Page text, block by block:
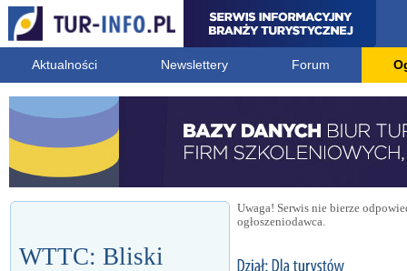
Aktualności Newslettery Forum
WTTC: Bliski
Uwaga! Serwis nie bierze
ogłoszeniodawca.